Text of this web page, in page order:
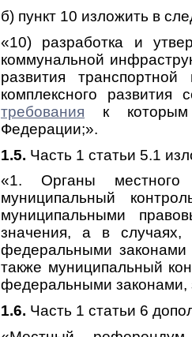
б) пункт 10 изложить в
«10) разработка и
коммунальной
развития
комплексного развития
требования к которым
Федерации;».
1.5. Часть 1 статьи 5.1
«1. Органы местного
муниципальный
муниципальными
значения, а в случаях,
федеральными законами
также муниципальный
федеральными законами,
1.6. Часть 1 статьи 6